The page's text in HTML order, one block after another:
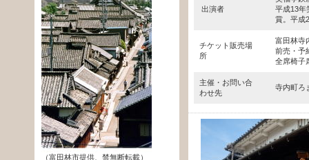
出演者
平成13年
賞。平成
チケット販売場
所
富田林寺
前売・
全席椅子
主催・お問い合
わせ先
寺内町ろ
（富田林市提供、禁無断転載）